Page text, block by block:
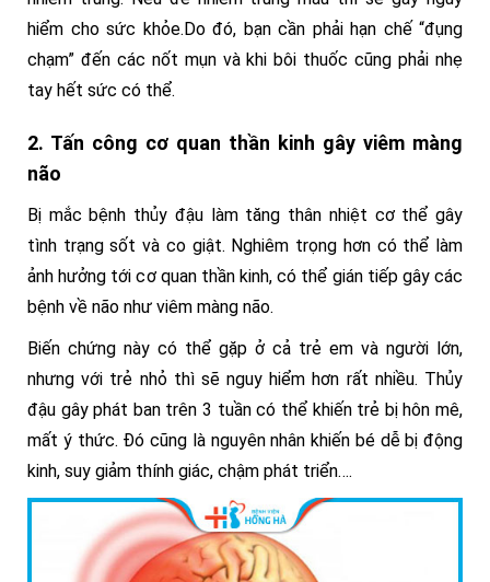
hiểm cho sức khỏe.Do đó, bạn cần phải hạn chế “đụng
chạm” đến các nốt mụn và khi bôi thuốc cũng phải nhẹ
tay hết sức có thể.
2. Tấn công cơ quan thần kinh gây viêm màng
não
Bị mắc bệnh thủy đậu làm tăng thân nhiệt cơ thể gây
tình trạng sốt và co giật. Nghiêm trọng hơn có thể làm
ảnh hưởng tới cơ quan thần kinh, có thể gián tiếp gây các
bệnh về não như viêm màng não.
Biến chứng này có thể gặp ở cả trẻ em và người lớn,
nhưng với trẻ nhỏ thì sẽ nguy hiểm hơn rất nhiều. Thủy
đậu gây phát ban trên 3 tuần có thể khiến trẻ bị hôn mê,
mất ý thức. Đó cũng là nguyên nhân khiến bé dễ bị động
kinh, suy giảm thính giác, chậm phát triển….